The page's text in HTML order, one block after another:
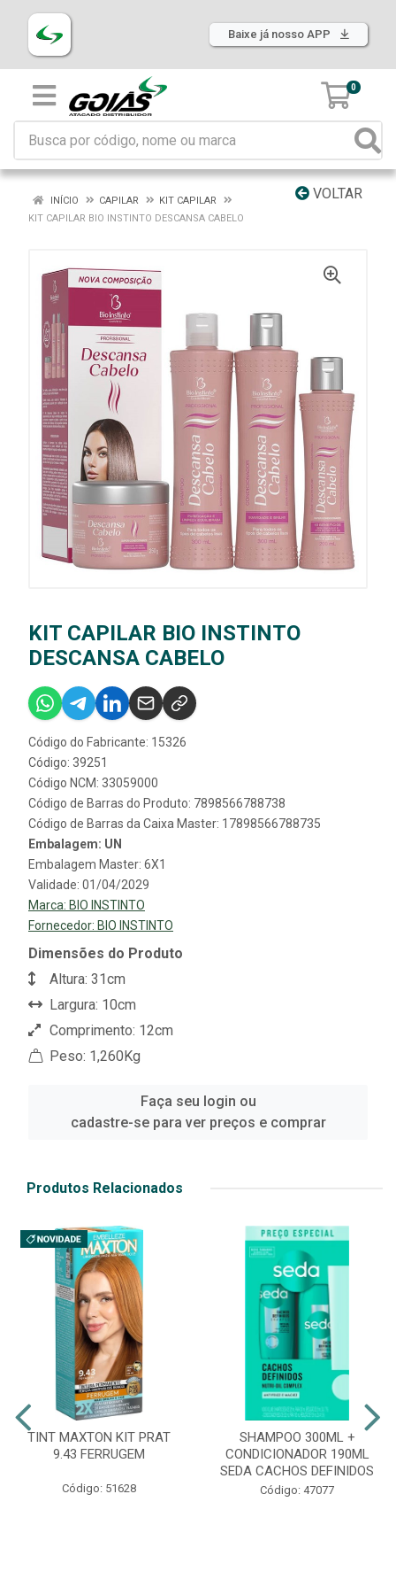
Baixe já nosso APP
0
VOLTAR
INÍCIO CAPILAR
KIT CAPILAR
KIT CAPILAR BIO INSTINTO DESCANSA CABELO
KIT CAPILAR BIO INSTINTO
DESCANSA CABELO
Código do Fabricante: 15326
Código: 39251
Código NCM: 33059000
Código de Barras do Produto: 7898566788738
Código de Barras da Caixa Master: 17898566788735
Embalagem: UN
Embalagem Master: 6X1
Validade: 01/04/2029
Marca: BIO INSTINTO
Fornecedor: BIO INSTINTO
Dimensões do Produto
Altura: 31cm
Largura: 10cm
Comprimento: 12cm
Peso: 1,260Kg
Faça seu login ou
cadastre-se para ver preços e comprar
Produtos Relacionados
TINT MAXTON KIT PRAT
9.43 FERRUGEM
Código: 51628
SHAMPOO 300ML +
CONDICIONADOR 190ML
SEDA CACHOS DEFINIDOS
Código: 47077